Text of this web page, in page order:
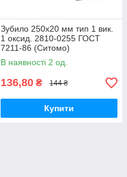
Зубило 250х20 мм тип 1 вик.
1 оксид. 2810-0255 ГОСТ
7211-86 (Ситомо)
В наявності 2 од.
136,80 ₴ 144 ₴
Купити